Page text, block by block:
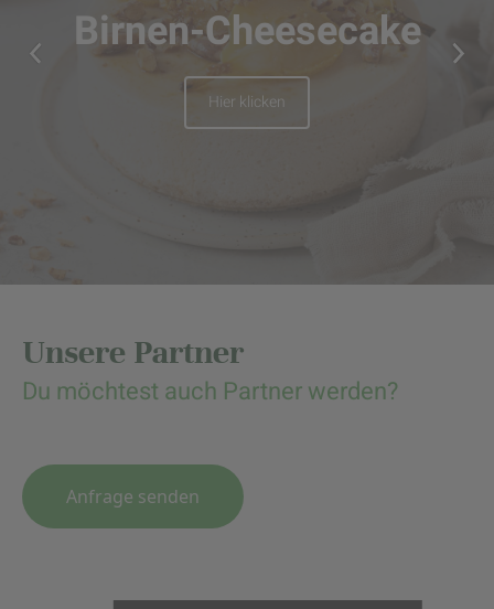
Birnen-Cheesecake
Hier klicken
Unsere Partner
Du möchtest auch Partner werden?
Anfrage senden